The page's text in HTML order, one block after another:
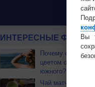
ИНТЕРЕСНЫЕ ФАКТЫ
Почему северный
цветом
южного?
Чай матча может
Вы